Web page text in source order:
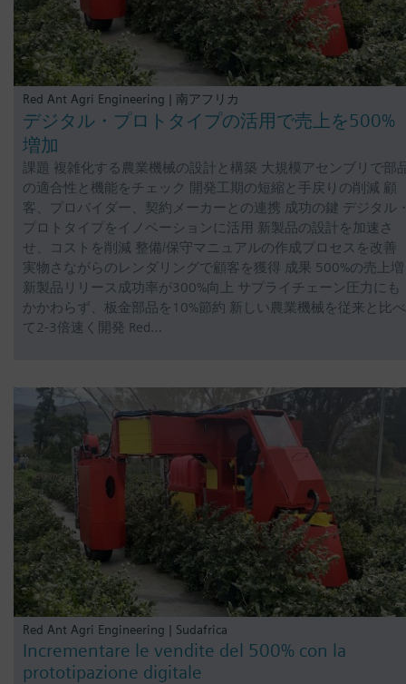
Red Ant Agri Engineering | 南アフリカ
デジタル・プロトタイプの活用で売上を500%
増加
課題 複雑化する農業機械の設計と構築 大規模アセンブリで部
の適合性と機能をチェック 開発工期の短縮と手戻りの削減 顧
客、プロバイダー、契約メーカーとの連携 成功の鍵 デジタル
プロトタイプをイノベーションに活用 新製品の設計を加速さ
せ、コストを削減 整備/保守マニュアルの作成プロセスを改善
実物さながらのレンダリングで顧客を獲得 成果 500%の売上増
新製品リリース成功率が300%向上 サプライチェーン圧力にも
かかわらず、板金部品を10%節約 新しい農業機械を従来と比べ
て2-3倍速く開発 Red…
Red Ant Agri Engineering | Sudafrica
Incrementare le vendite del 500% con la
prototipazione digitale